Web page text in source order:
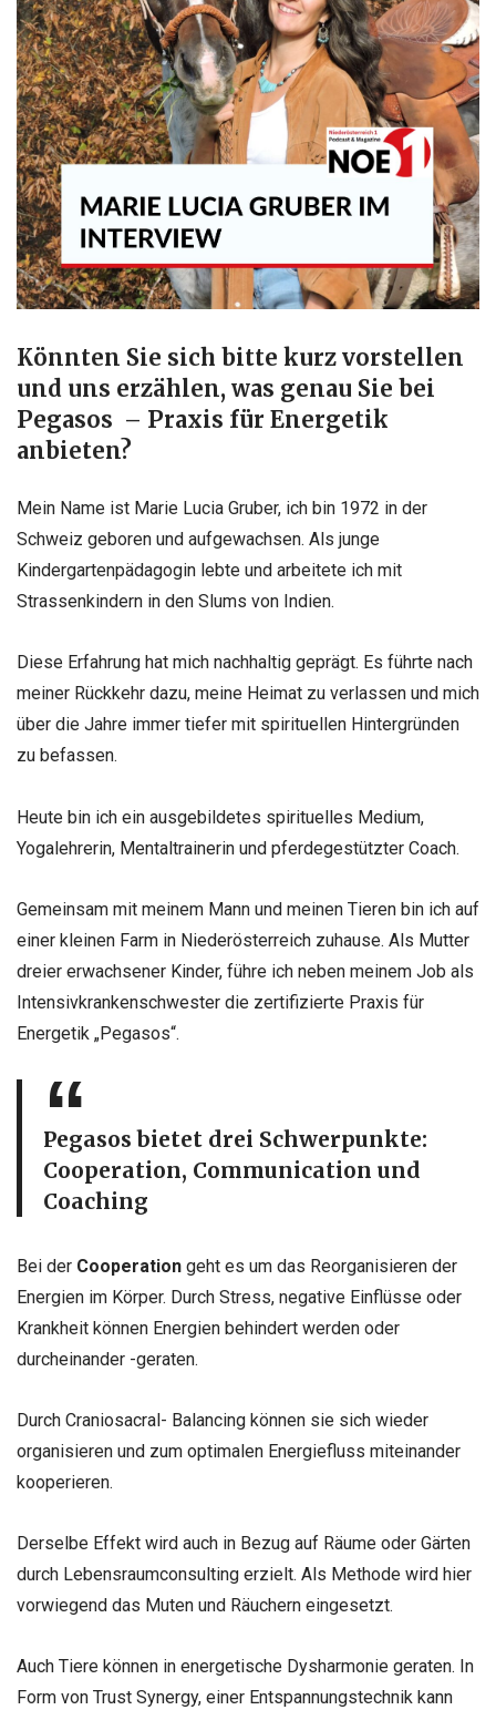
Könnten Sie sich bitte kurz vorstellen
und uns erzählen, was genau Sie bei
Pegasos – Praxis für Energetik
anbieten?
Mein Name ist Marie Lucia Gruber, ich bin 1972 in der
Schweiz geboren und aufgewachsen. Als junge
Kindergartenpädagogin lebte und arbeitete ich mit
Strassenkindern in den Slums von Indien.
Diese Erfahrung hat mich nachhaltig geprägt. Es führte nach
meiner Rückkehr dazu, meine Heimat zu verlassen und mich
über die Jahre immer tiefer mit spirituellen Hintergründen
zu befassen.
Heute bin ich ein ausgebildetes spirituelles Medium,
Yogalehrerin, Mentaltrainerin und pferdegestützter Coach.
Gemeinsam mit meinem Mann und meinen Tieren bin ich auf
einer kleinen Farm in Niederösterreich zuhause. Als Mutter
dreier erwachsener Kinder, führe ich neben meinem Job als
Intensivkrankenschwester die zertifizierte Praxis für
Energetik „Pegasos“.
Pegasos bietet drei Schwerpunkte:
Cooperation, Communication und
Coaching
Bei der Cooperation geht es um das Reorganisieren der
Energien im Körper. Durch Stress, negative Einflüsse oder
Krankheit können Energien behindert werden oder
durcheinander -geraten.
Durch Craniosacral- Balancing können sie sich wieder
organisieren und zum optimalen Energiefluss miteinander
kooperieren.
Derselbe Effekt wird auch in Bezug auf Räume oder Gärten
durch Lebensraumconsulting erzielt. Als Methode wird hier
vorwiegend das Muten und Räuchern eingesetzt.
Auch Tiere können in energetische Dysharmonie geraten. In
Form von Trust Synergy, einer Entspannungstechnik kann